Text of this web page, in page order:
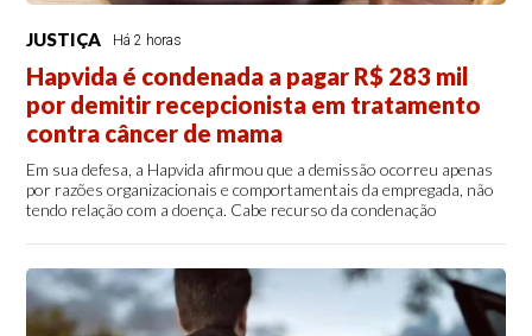
JUSTIÇA Há 2 horas
Hapvida é condenada a pagar R$ 283 mil
por demitir recepcionista em tratamento
contra câncer de mama
Em sua defesa, a Hapvida afirmou que a demissão ocorreu apenas
por razões organizacionais e comportamentais da empregada, não
tendo relação com a doença. Cabe recurso da condenação